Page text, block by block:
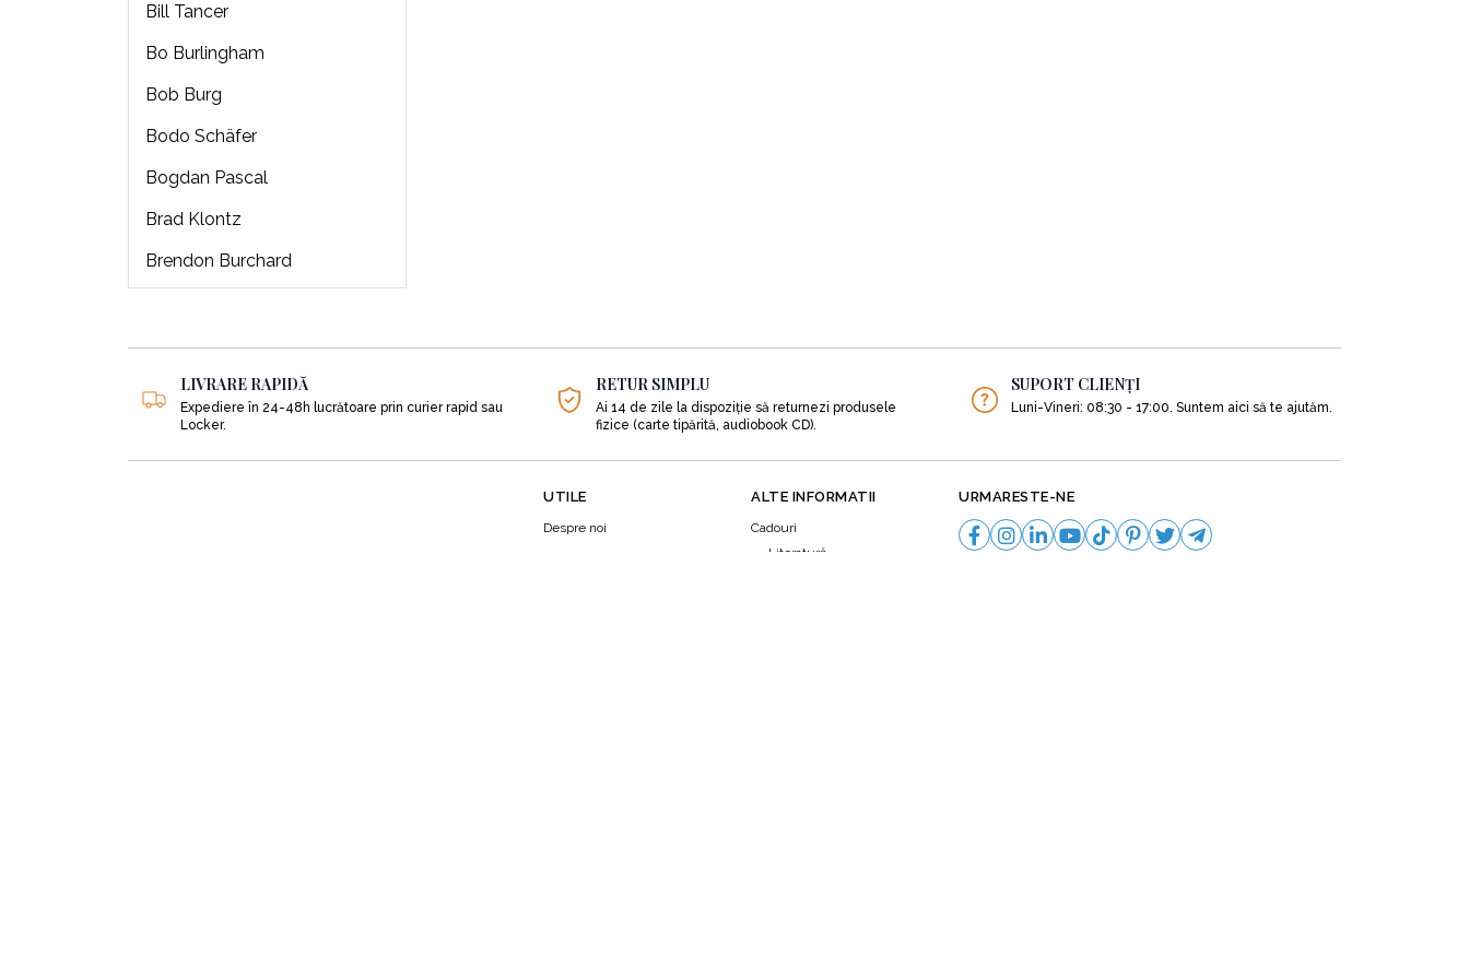
Bill Tancer
Bo Burlingham
Bob Burg
Bodo Schäfer
Bogdan Pascal
Brad Klontz
Brendon Burchard
Brian Tracy
Bryan Hubbard
Buckminster Fuller
Burton Malkiel
LIVRARE RAPIDĂ
Expediere în 24-48h lucrătoare prin curier rapid sau
Locker.
RETUR SIMPLU
Ai 14 de zile la dispoziție să returnezi produsele
fizice (carte tipărită, audiobook CD).
SUPORT CLIENȚI
Luni-Vineri: 08:30 - 17:00. Suntem aici să te ajutăm.
UTILE
Despre noi
ALTE INFORMATII
Cadouri
Literatură
URMARESTE-NE